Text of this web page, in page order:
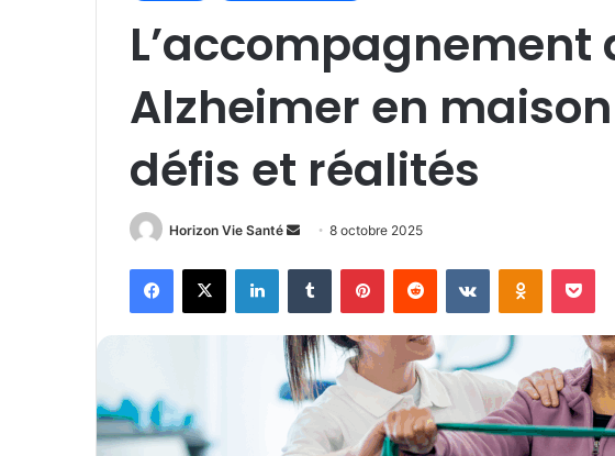
L’accompagnement
Alzheimer en
défis et réalités
Horizon Vie Santé
Envoyer
courriel
8 octobre 2025
Facebook
X LinkedinTumblr PinterestReddit VKontakte